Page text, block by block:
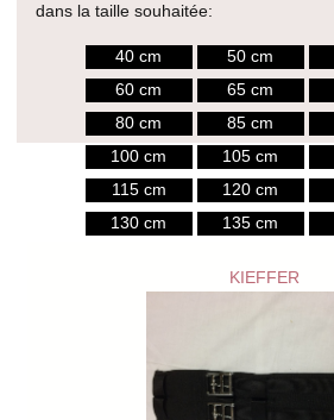
dans la taille souhaitée:
40 cm 50 cm
60 cm
65 cm
80 cm
85 cm
100 cm
105 cm
115 cm
120 cm
130 cm
135 cm
KIEFFER